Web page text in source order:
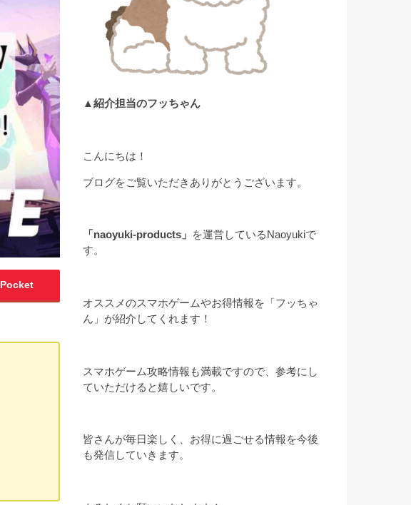
Pocket
▲紹介担当のフッちゃん
こんにちは！
ブログをご覧いただきありがとうございます。
「naoyuki-products」
を運営しているNaoyukiで
す。
オススメのスマホゲームやお得情報を「フッちゃ
ん」が紹介してくれます！
スマホゲーム攻略情報も満載ですので、参考にし
ていただけると嬉しいです。
皆さんが毎日楽しく、お得に過ごせる情報を今後
も発信していきます。